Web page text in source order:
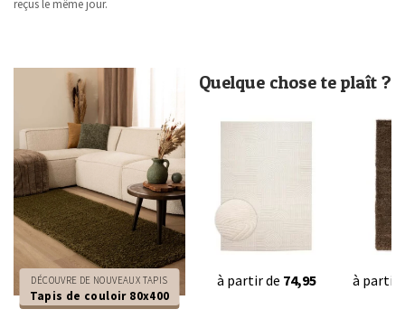
reçus le même jour.
DÉCOUVRE DE NOUVEAUX TAPIS
Tapis de couloir 80x400
Quelque chose te plaît ?
à partir de 74,95 à partir